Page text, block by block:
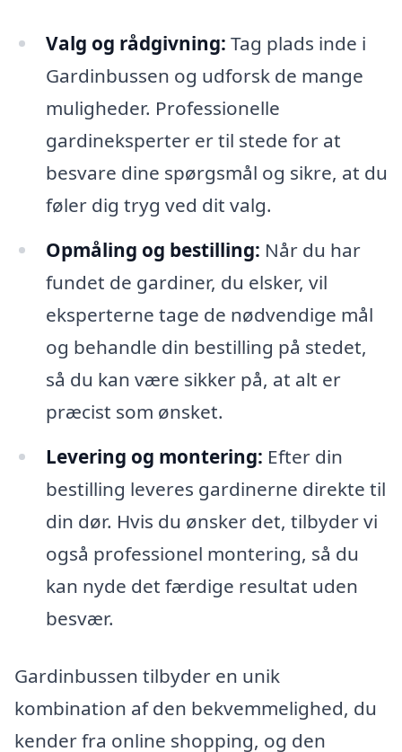
Valg og rådgivning: Tag plads inde i
Gardinbussen og udforsk de mange
muligheder. Professionelle
gardineksperter er til stede for at
besvare dine spørgsmål og sikre, at du
føler dig tryg ved dit valg.
Opmåling og bestilling: Når du har
fundet de gardiner, du elsker, vil
eksperterne tage de nødvendige mål
og behandle din bestilling på stedet,
så du kan være sikker på, at alt er
præcist som ønsket.
Levering og montering: Efter din
bestilling leveres gardinerne direkte til
din dør. Hvis du ønsker det, tilbyder vi
også professionel montering, så du
kan nyde det færdige resultat uden
besvær.
Gardinbussen tilbyder en unik
kombination af den bekvemmelighed, du
kender fra online shopping, og den